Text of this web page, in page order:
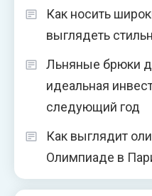
Как носить
выглядеть
Льняные брюки
идеальная
следующий год
Как выглядит
Олимпиаде в